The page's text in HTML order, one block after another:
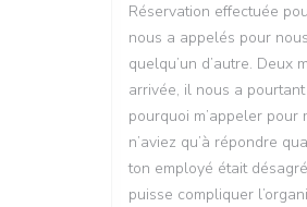
Réservation effectuée
nous a appelés pour
quelqu’un d’autre.
arrivée, il nous a
pourquoi m’appeler
n’aviez qu’à répondre
ton employé était
puisse compliquer